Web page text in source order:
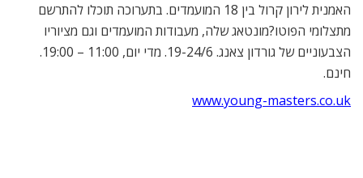
האמנית לירון קרול בין 18 המועמדים. בתערוכה תוכלו להתרשם
מתצלומי הפוטו?מונטאג שלה, מעבודות המועמדים וגם מציוריו
הצבעוניים של גורדון צאנג. 19-24/6. מדי יום, 11:00 – 19:00.
חינם.
www.young-masters.co.uk